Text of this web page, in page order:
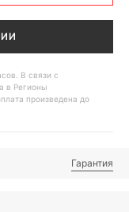
В связи с
в Регионы
произведена до
Гарантия